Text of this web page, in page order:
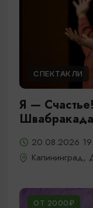
СПЕКТАКЛИ
Я —
20.08.2026
Калининград,
ОТ 2000₽